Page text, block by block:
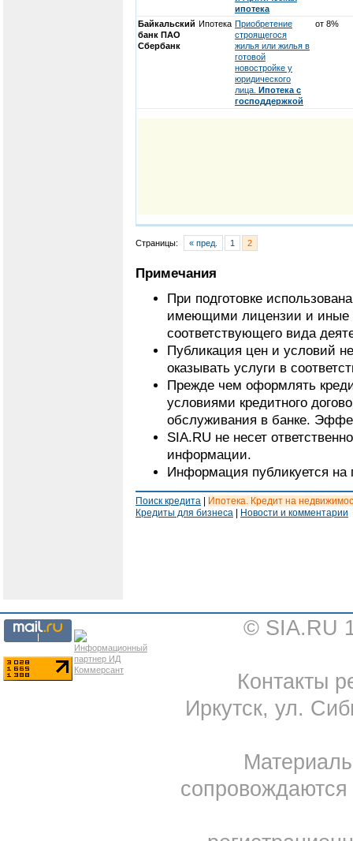
ипотека
Байкальский
банк ПАО
Сбербанк
Ипотека Приобретение
строящегося
жилья или жилья в
готовой
новостройке у
юридического
лица. Ипотека с
господдержкой
от 8%
Страницы: « пред. 1 2
Примечания
При подготовке
имеющими лицензии и иные
соответствующего вида
Публикация цен и условий
оказывать услуги в
Прежде чем оформлять
условиями кредитного
обслуживания в банке.
SIA.RU не несет
информации.
Информация публикуется на
Поиск кредита
Ипотека. Кредит на
Кредиты для бизнеса
Новости и комментарии
© SIA.RU
Контакты
Иркутск, ул.